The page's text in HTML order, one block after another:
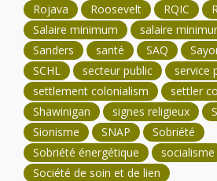
Rojava
Roosevelt RQIC
Salaire minimum
salaire
Sanders
santé SAQ
SCHL
secteur public
service
settlement colonialism
settler
Shawinigan
signes religieux
Sionisme
SNAP
Sobriété
Sobriété énergétique
socialisme
Société de soin et de lien